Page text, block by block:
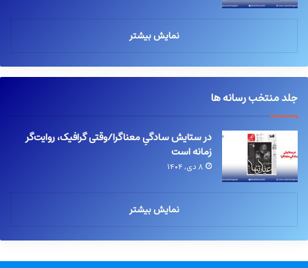
نمایش بیشتر
جلد منتخب رسانه ها
در ستایش سادگیِ معناگرا/وقتی گرافیک، روایت‌گر
زمانه است
۸ دی, ۱۴۰۴
نمایش بیشتر